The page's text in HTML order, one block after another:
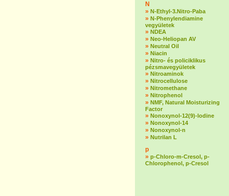
N
» N-Ethyl-3.Nitro-Paba
» N-Phenylendiamine
vegyületek
» NDEA
» Neo-Heliopan AV
» Neutral Oil
» Niacin
» Nitro- és policiklikus
pézsmavegyületek
» Nitroaminok
» Nitrocellulose
» Nitromethane
» Nitrophenol
» NMF, Natural Moisturizing
Factor
» Nonoxynol-12(9)-lodine
» Nonoxynol-14
» Nonoxynol-n
» Nutrilan L
p
» p-Chloro-m-Cresol, p-
Chlorophenol, p-Cresol